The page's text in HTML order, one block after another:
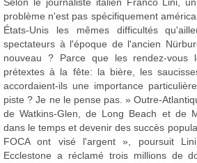
Selon le journaliste italien Franco Lini,
problème n'est pas spécifiquement
États-Unis les mêmes difficultés
spectateurs à l'époque de l'ancien
nouveau ? Parce que les rendez-vous
prétextes à la fête: la bière, les
accordaient-ils une importance
piste ? Je ne le pense pas. » Outre-
de Watkins-Glen, de Long Beach et de
dans le temps et devenir des succès
FOCA ont visé l'argent », poursuit
Ecclestone a réclamé trois millions de